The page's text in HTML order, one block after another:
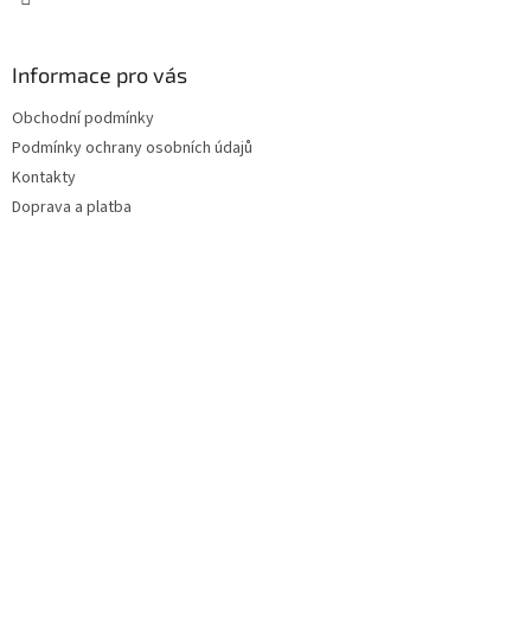
Informace pro vás
Obchodní podmínky
Podmínky ochrany osobních údajů
Kontakty
Doprava a platba